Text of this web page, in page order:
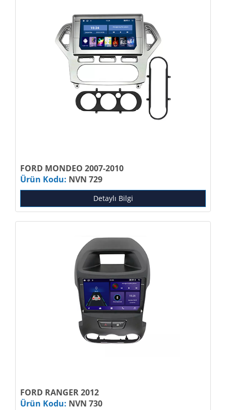
FORD MONDEO 2007-2010
Ürün Kodu: NVN 729
Detaylı Bilgi
FORD RANGER 2012
Ürün Kodu: NVN 730